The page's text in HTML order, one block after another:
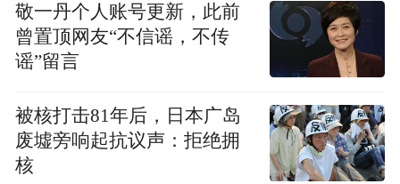
敬一丹个人账号更新，此前
曾置顶网友“不信谣，不传
谣”留言
被核打击81年后，日本广岛
废墟旁响起抗议声：拒绝拥
核